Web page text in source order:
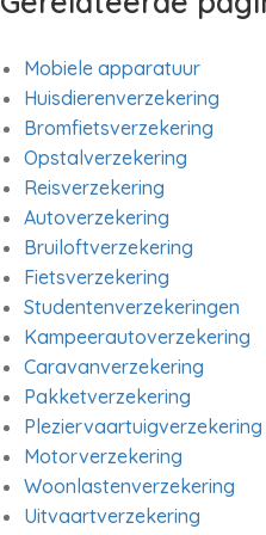
Mobiele apparatuur
Huisdierenverzekering
Bromfietsverzekering
Opstalverzekering
Reisverzekering
Autoverzekering
Bruiloftverzekering
Fietsverzekering
Studentenverzekeringen
Kampeerautoverzekering
Caravanverzekering
Pakketverzekering
Pleziervaartuigverzekering
Motorverzekering
Woonlastenverzekering
Uitvaartverzekering